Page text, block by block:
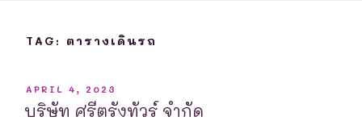
TAG: ตารางเดินรถ
POSTED
ON
APRIL 4, 2023
บริษัท ศรีตรังทัวร์ จำกัด